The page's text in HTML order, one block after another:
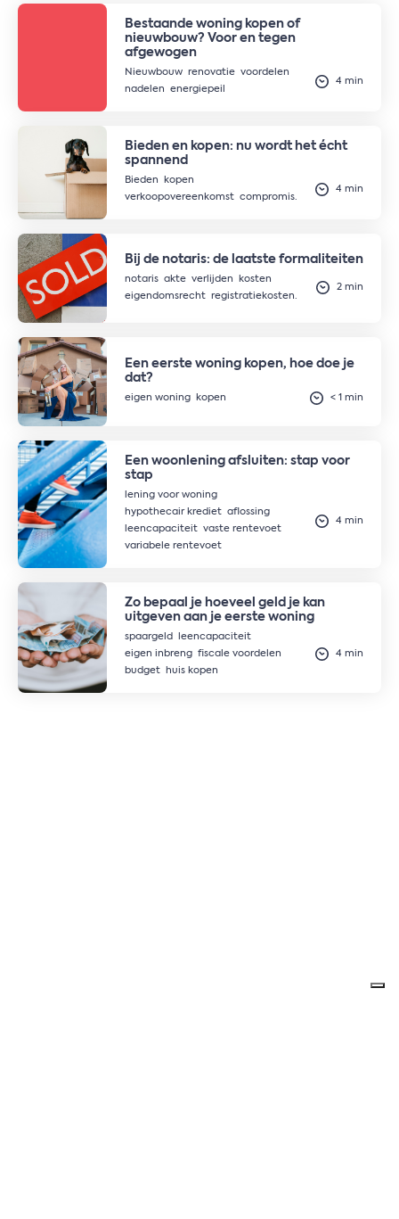
Bestaande woning kopen of
nieuwbouw? Voor en tegen
afgewogen
Nieuwbouw renovatie voordelen
nadelen
energiepeil
4 min
Bieden en kopen: nu wordt het écht
spannend
Bieden
kopen
verkoopovereenkomst compromis.
4 min
Bij de notaris: de laatste formaliteiten
notaris akte verlijden
kosten
eigendomsrecht registratiekosten.
2 min
Een eerste woning kopen, hoe doe je
dat?
eigen woning kopen < 1 min
Een woonlening afsluiten: stap voor
stap
lening voor woning
hypothecair krediet aflossing
leencapaciteit vaste rentevoet
variabele rentevoet
4 min
Zo bepaal je hoeveel geld je kan
uitgeven aan je eerste woning
spaargeld
leencapaciteit
eigen inbreng fiscale voordelen
budget
huis kopen
4 min